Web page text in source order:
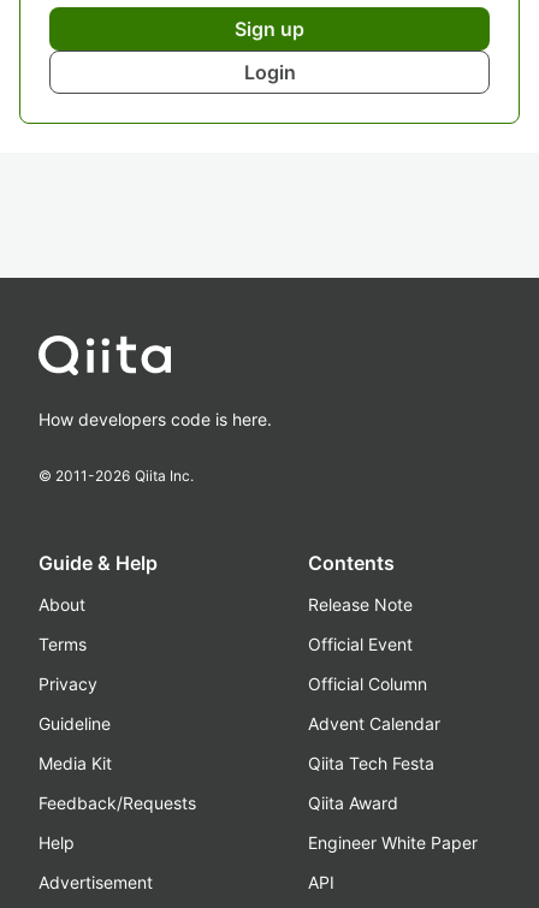
Sign up
Login
How developers code is here.
© 2011-2026 Qiita Inc.
Guide & Help
About
Terms
Privacy
Guideline
Media Kit
Feedback/Requests
Help
Advertisement
Contents
Release Note
Official Event
Official Column
Advent Calendar
Qiita Tech Festa
Qiita Award
Engineer White Paper
API